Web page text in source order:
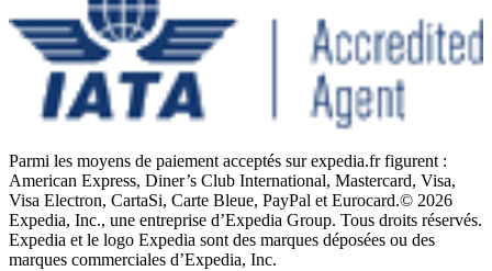
Parmi les moyens de paiement acceptés sur expedia.fr figurent :
American Express, Diner’s Club International, Mastercard, Visa,
Visa Electron, CartaSi, Carte Bleue, PayPal et Eurocard.© 2026
Expedia, Inc., une entreprise d’Expedia Group. Tous droits réservés.
Expedia et le logo Expedia sont des marques déposées ou des
marques commerciales d’Expedia, Inc.